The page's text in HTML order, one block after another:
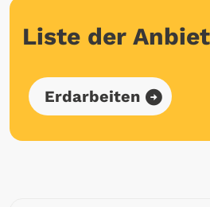
Liste der
Erdarbeiten